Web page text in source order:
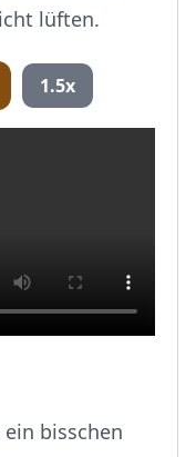
lüften.
1.5x
bisschen